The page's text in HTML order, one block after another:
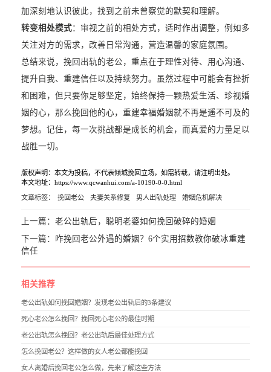
加深刻地认识彼此，找到之前未曾察觉的默契和理解。
转变相处模式：审视之前的相处方式，适时作出调整，例如多
关注对方的需求，改善日常沟通，营造温馨的家庭氛围。
总结来说，挽回出轨的老公，重点在于理性对待、用心沟通、
提升自我、重建信任以及持续努力。虽然过程中可能会有挫折
和困难，但只要你足够坚定，始终保持一颗热爱生活、珍视婚
姻的心，那么挽回他的心，重建幸福婚姻就不再是遥不可及的
梦想。记住，每一次挑战都是成长的机会，而真爱的力量足以
战胜一切。
版权声明：本文为投稿，不代表倾城挽回立场，如需转载，请注明出处。
本文地址：https://www.qcwanhui.com/a-10190-0-0.html
文章标签： 挽回老公 夫妻关系修复 男人出轨处理 婚姻危机解决
上一篇： 老公出轨后，聪明老婆如何挽回破碎的婚姻
下一篇：
咋挽回老公外遇的婚姻？6个实用招数教你破冰重建
信任
相关推荐
老公出轨如何挽回婚姻？发现老公出轨后的3条建议
死心老公怎么挽回？挽回死心老公的最佳时期
老公出轨怎么挽回？老公出轨后最佳处理方式
怎么挽回老公？这样做的女人老公都能挽回
女人离婚后挽回老公怎么做，先来了解这些方法